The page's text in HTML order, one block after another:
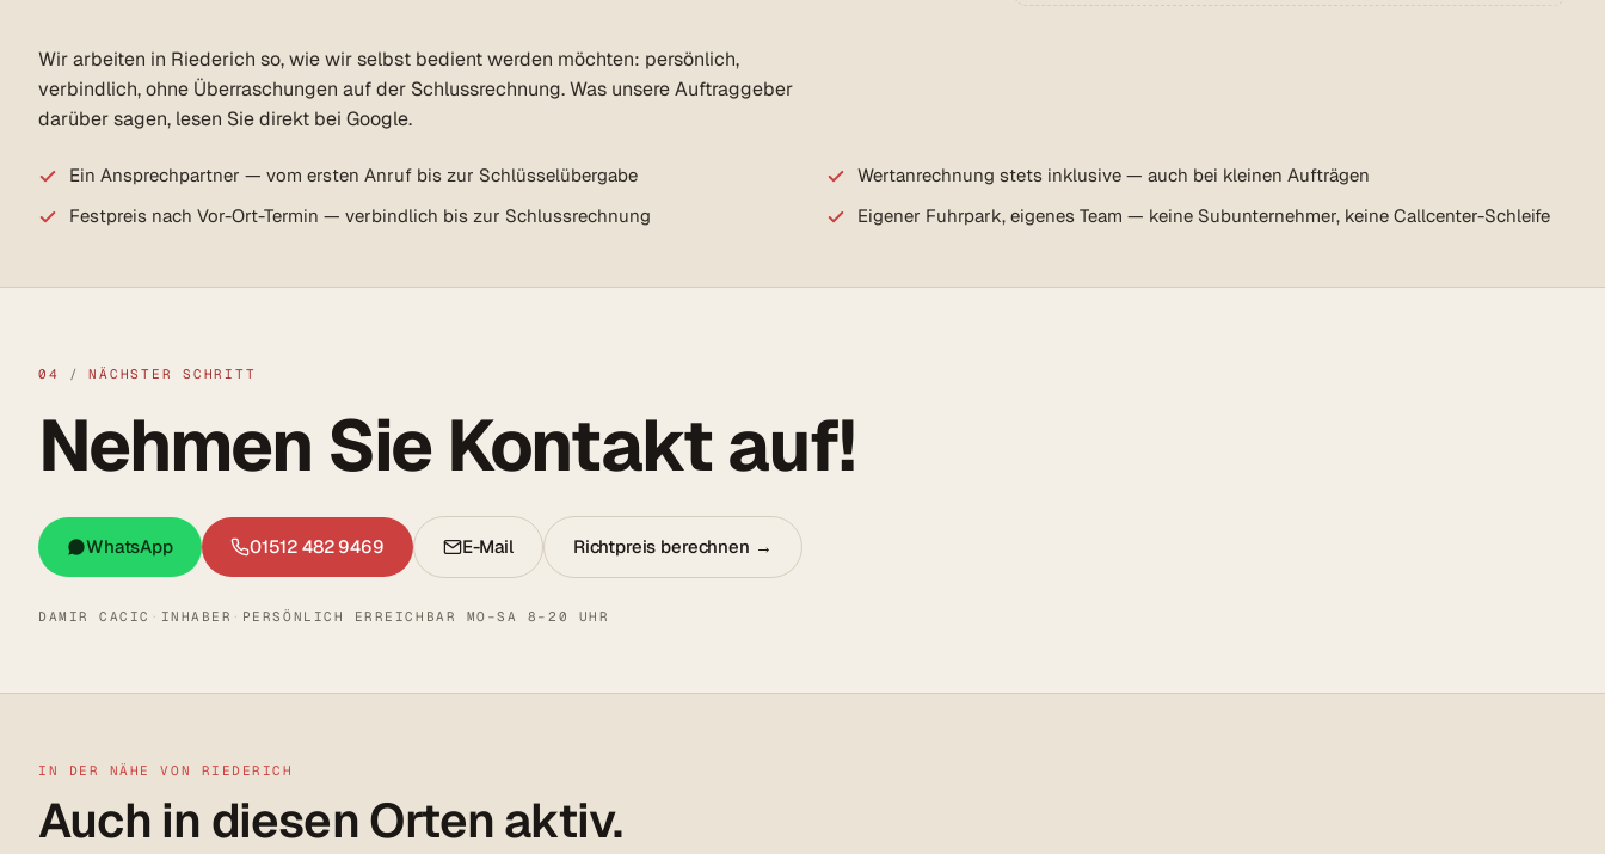
Wir arbeiten in Riederich so, wie wir selbst bedient werden möchten: persönlich,
verbindlich, ohne Überraschungen auf der Schlussrechnung. Was unsere Auftraggeber
darüber sagen, lesen Sie direkt bei Google.
Ein Ansprechpartner — vom ersten Anruf bis zur Schlüsselübergabe
Wertanrechnung stets inklusive — auch bei kleinen Aufträgen
Festpreis nach Vor-Ort-Termin — verbindlich bis zur Schlussrechnung
Eigener Fuhrpark, eigenes Team — keine Subunternehmer, keine Callcenter-Schleife
04 / NÄCHSTER SCHRITT
Nehmen Sie Kontakt auf!
WhatsApp 01512 482 9469 E-Mail Richtpreis berechnen →
DAMIR CACIC · INHABER · PERSÖNLICH ERREICHBAR MO–SA 8–20 UHR
IN DER NÄHE VON RIEDERICH
Auch in diesen Orten aktiv.